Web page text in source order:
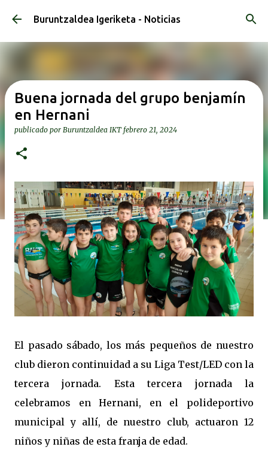
Ir al contenido principal
Buruntzaldea Igeriketa - Noticias
Buena jornada del grupo benjamín
en Hernani
publicado por Buruntzaldea IKT febrero 21, 2024
El pasado sábado, los más pequeños de nuestro
club dieron continuidad a su Liga Test/LED con la
tercera jornada. Esta tercera jornada la
celebramos en Hernani, en el polideportivo
municipal y allí, de nuestro club, actuaron 12
niños y niñas de esta franja de edad.